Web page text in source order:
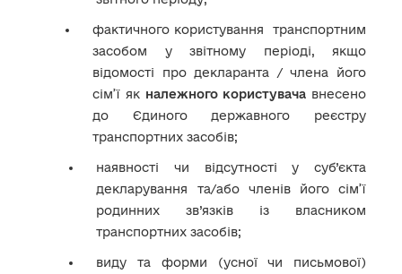
фактичного користування транспортним
засобом у звітному періоді, якщо
відомості про декларанта / члена його
сім’ї як належного користувача внесено
до Єдиного державного реєстру
транспортних засобів;
наявності чи відсутності у суб’єкта
декларування та/або членів його сім’ї
родинних зв’язків із власником
транспортних засобів;
виду та форми (усної чи письмової)